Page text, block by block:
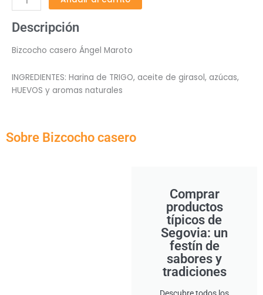
Descripción
Bizcocho casero Ángel Maroto
INGREDIENTES: Harina de TRIGO, aceite de girasol, azúcas,
HUEVOS y aromas naturales
Sobre Bizcocho casero
Comprar
productos
típicos de
Segovia: un
festín de
sabores y
tradiciones